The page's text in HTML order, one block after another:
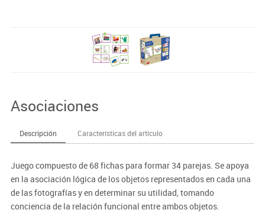
Asociaciones
Descripción Características del artículo
Juego compuesto de 68 fichas para formar 34 parejas. Se apoya
en la asociación lógica de los objetos representados en cada una
de las fotografías y en determinar su utilidad, tomando
conciencia de la relación funcional entre ambos objetos.